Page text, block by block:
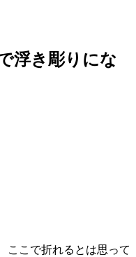
浮き彫りにな
ここで折れるとは思って